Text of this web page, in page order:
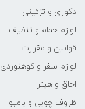
دکوری و تزئینی
لوازم حمام و تنظیف
قوانین و مقرارت
لوازم سفر و کوهنوردی
اجاق و هیتر
ظروف چوبی و بامبو